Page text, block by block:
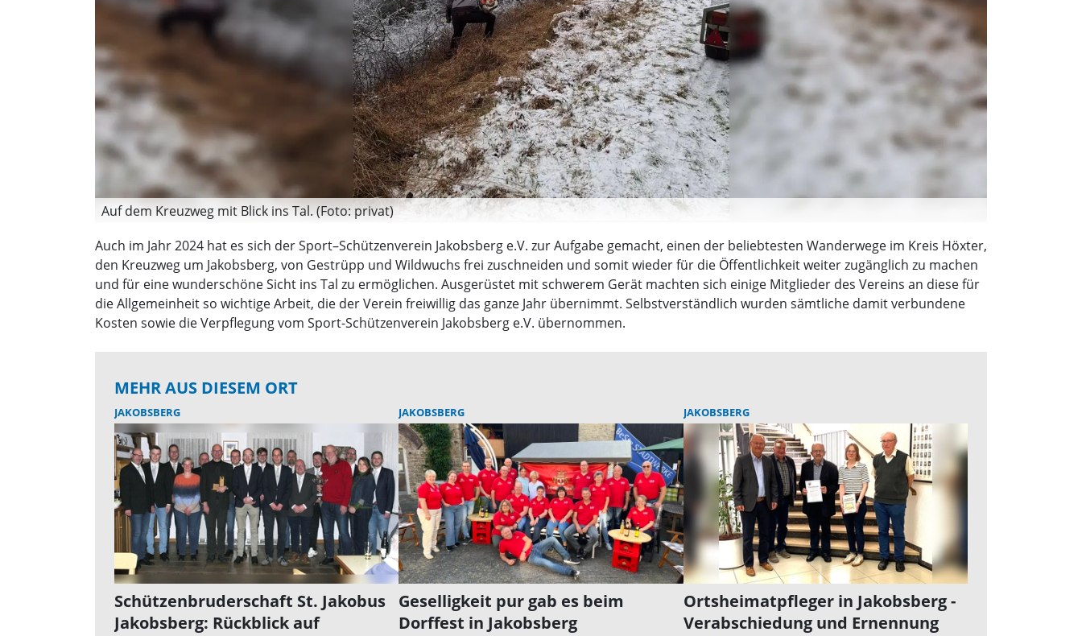
Auf dem Kreuzweg mit Blick ins Tal. (Foto: privat)
Auch im Jahr 2024 hat es sich der Sport–Schützenverein Jakobsberg e.V. zur Aufgabe gemacht, einen der beliebtesten Wanderwege im Kreis Höxter,
den Kreuzweg um Jakobsberg, von Gestrüpp und Wildwuchs frei zuschneiden und somit wieder für die Öffentlichkeit weiter zugänglich zu machen
und für eine wunderschöne Sicht ins Tal zu ermöglichen. Ausgerüstet mit schwerem Gerät machten sich einige Mitglieder des Vereins an diese für
die Allgemeinheit so wichtige Arbeit, die der Verein freiwillig das ganze Jahr übernimmt. Selbstverständlich wurden sämtliche damit verbundene
Kosten sowie die Verpflegung vom Sport-Schützenverein Jakobsberg e.V. übernommen.
MEHR AUS DIESEM ORT
JAKOBSBERG
Schützenbruderschaft St. Jakobus
Jakobsberg: Rückblick auf
JAKOBSBERG
Geselligkeit pur gab es beim
Dorffest in Jakobsberg
JAKOBSBERG
Ortsheimatpfleger in Jakobsberg -
Verabschiedung und Ernennung